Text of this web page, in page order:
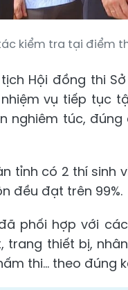
kiểm tra tại điểm thi
Hội đồng thi
vụ tiếp tục
nghiêm túc,
tỉnh có 2 thí sinh
đều đạt trên 99%.
phối hợp với
thiết bị,
thi... theo đúng